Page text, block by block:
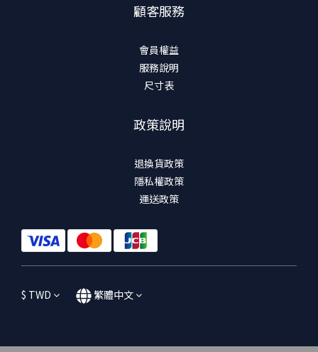
顧客服務
會員權益
服務說明
尺寸表
政策說明
退換貨政策
隱私權政策
運送政策
$ TWD 繁體中文